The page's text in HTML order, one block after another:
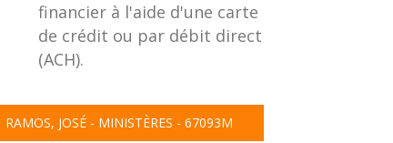
financier à l'aide d'une carte
de crédit ou par débit direct
(ACH).
RAMOS, JOSÉ - MINISTÈRES - 67093M